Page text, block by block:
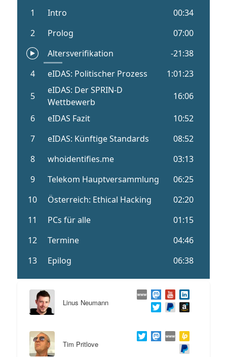
Linus Neumann
Tim Pritlove